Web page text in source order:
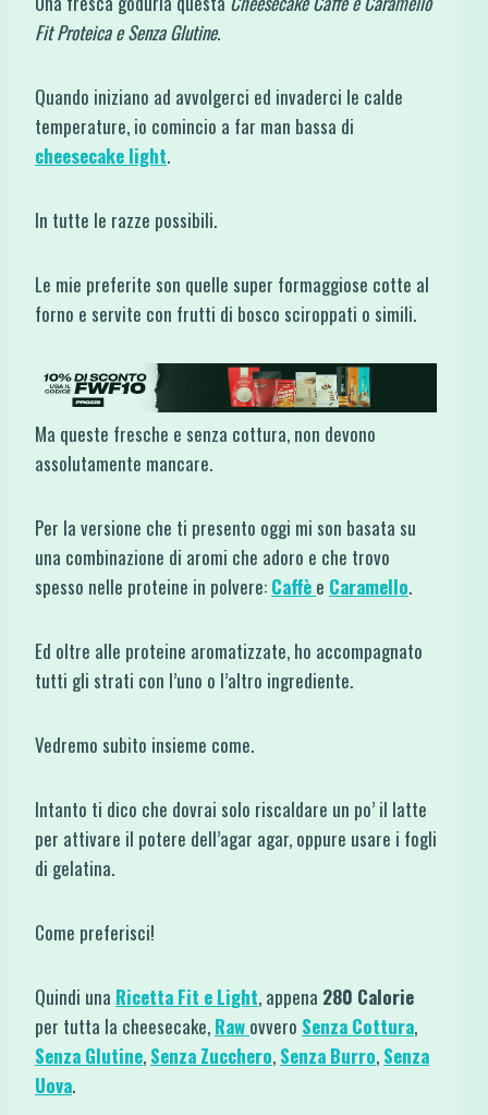
Fit Proteica e Senza Glutine.
Quando iniziano ad avvolgerci ed invaderci le calde
temperature, io comincio a far man bassa di
cheesecake light.
In tutte le razze possibili.
Le mie preferite son quelle super formaggiose cotte al
forno e servite con frutti di bosco sciroppati o simili.
Ma queste fresche e senza cottura, non devono
assolutamente mancare.
Per la versione che ti presento oggi mi son basata su
una combinazione di aromi che adoro e che trovo
spesso nelle proteine in polvere: Caffè e Caramello.
Ed oltre alle proteine aromatizzate, ho accompagnato
tutti gli strati con l’uno o l’altro ingrediente.
Vedremo subito insieme come.
Intanto ti dico che dovrai solo riscaldare un po’ il latte
per attivare il potere dell’agar agar, oppure usare i fogli
di gelatina.
Come preferisci!
Quindi una Ricetta Fit e Light, appena 280 Calorie
per tutta la cheesecake, Raw ovvero Senza Cottura,
Senza Glutine, Senza Zucchero, Senza Burro, Senza
Uova.